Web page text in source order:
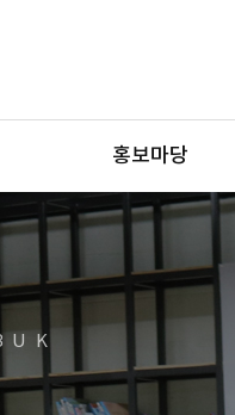
홍보마당